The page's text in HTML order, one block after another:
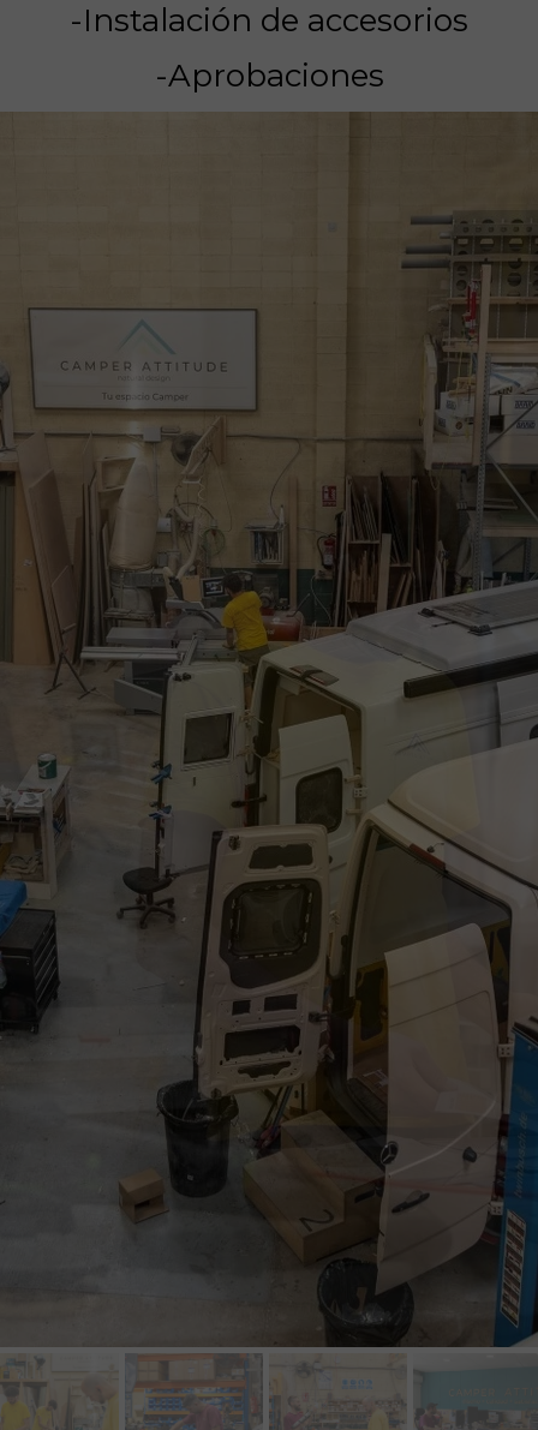
-Instalación de accesorios
-Aprobaciones